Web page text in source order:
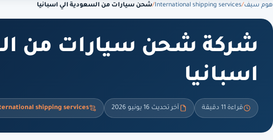
هوم سيف/
International shipping services
/شحن سيارات من السعودية الي اسبانيا
شركة شحن سيارات من
اسبانيا
قراءة 11 دقيقة آخر تحديث 16 يونيو 2026 shipping services